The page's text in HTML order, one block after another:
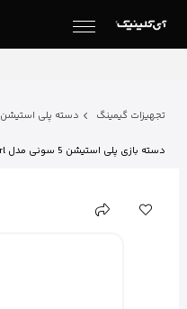
تجهیزات گیمینگ دسته پلی استیشن
دسته بازی پلی استیشن 5 سونی مدل Pearl